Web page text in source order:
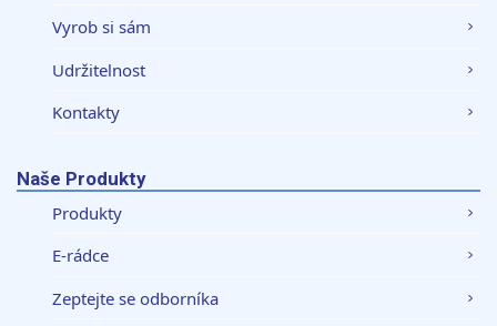
Vyrob si sám
Udržitelnost
Kontakty
Naše Produkty
Produkty
E-rádce
Zeptejte se odborníka